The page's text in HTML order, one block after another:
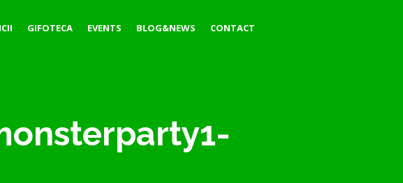
GIFOTECA EVENTS BLOG&NEWS CONTACT